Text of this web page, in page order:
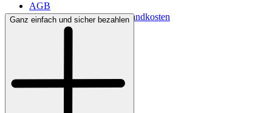
AGB
Lieferbedingungen & Versandkosten
Bezahlung
Ganz einfach und sicher bezahlen